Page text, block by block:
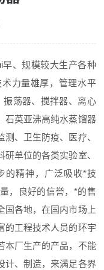
5
、规模较大生产各种
力量雄厚，管理水平
荡器、搅拌器、离心
石英亚沸高纯水蒸馏器
、卫生防疫、医疗、
单位的各类实验室、
的精神，广泛吸收*技
，良好的信誉，*的售
国各地，在国内市场上
的工程技术人员的环宇
本厂生产的产品，不能
计、制造，来满足各界